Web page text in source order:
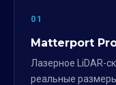
01
Matterport
Лазерное LiDAR-
реальные